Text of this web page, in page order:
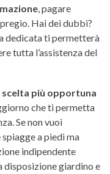
, pagare
Hai dei dubbi?
dedicata ti permetterà
tutta l’assistenza del
più opportuna
che ti permetta
Se non vuoi
a piedi ma
indipendente
disposizione giardino e